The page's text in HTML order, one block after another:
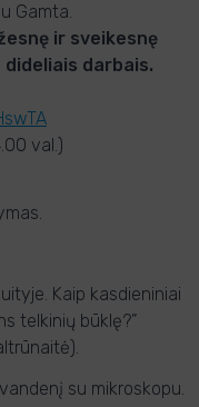
Gamta.
ir sveikesnę
dideliais darbais.
val.)
Kaip kasdieniniai
telkinių būklę?”
su mikroskopu.